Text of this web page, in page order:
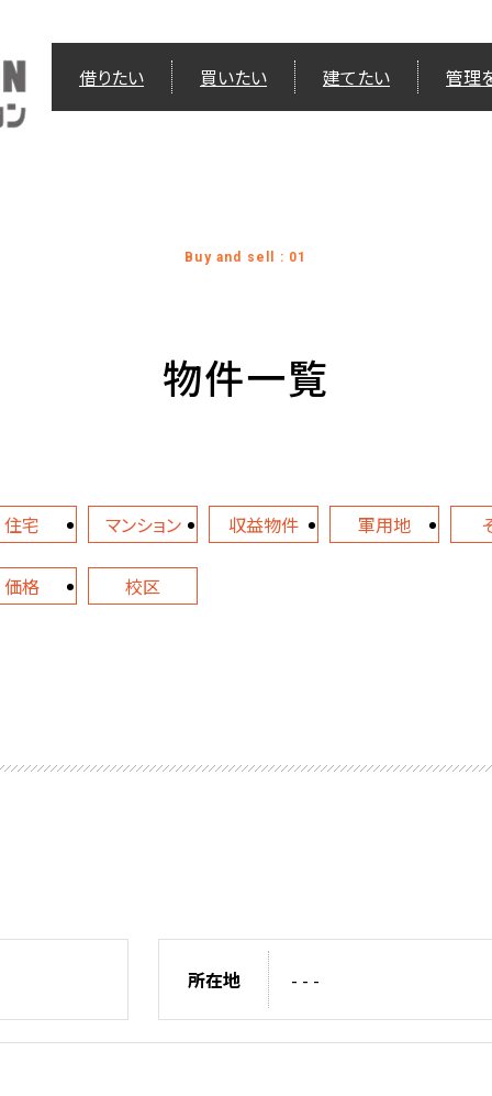
借りたい 買いたい 建てたい 管理
Buy and sell : 01
物件一覧
住宅 マンション 収益物件 軍用地
価格 校区
所在地 - - -